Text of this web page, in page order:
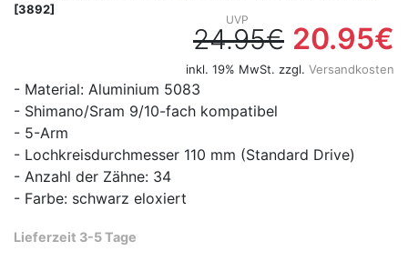
[3892]
24.95€ 20.95€
inkl. 19% MwSt. zzgl. Versandkosten
- Material: Aluminium 5083
- Shimano/Sram 9/10-fach kompatibel
- 5-Arm
- Lochkreisdurchmesser 110 mm (Standard Drive)
- Anzahl der Zähne: 34
- Farbe: schwarz eloxiert
Lieferzeit 3-5 Tage